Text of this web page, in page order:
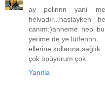
ay pelinnn yani
canım:)anneme hep
yerime de ye lütfennn...
ellerine kollarına sağlık
çok öpüyorum çok
Yanıtla